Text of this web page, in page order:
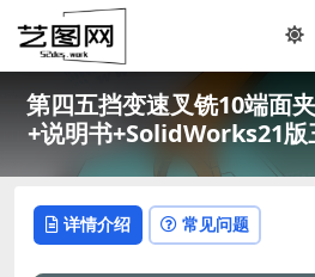
第四五挡变速叉铣10端面
+说明书+SolidWorks21版
详情介绍 常见问题